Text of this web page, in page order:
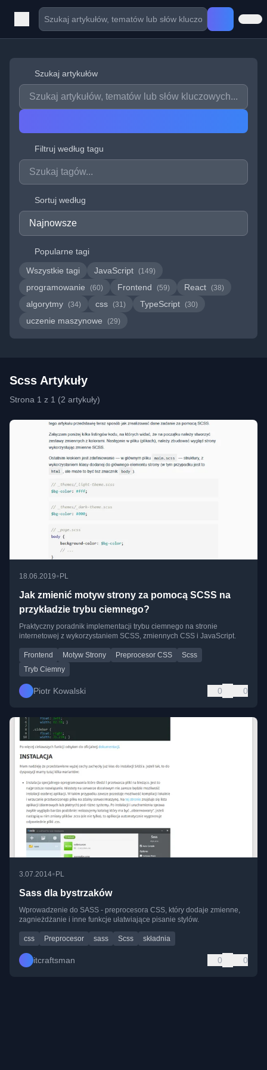
Szukaj artykułów
Filtruj według tagu
Sortuj według
Popularne tagi
Wszystkie tagi
JavaScript (149)
programowanie (60) Frontend (59) React (38)
algorytmy (34) css (31) TypeScript (30)
uczenie maszynowe (29)
Scss Artykuły
Strona 1 z 1 (2 artykuły)
18.06.2019• PL
Jak zmienić motyw strony za pomocą SCSS na
przykładzie trybu ciemnego?
Praktyczny poradnik implementacji trybu ciemnego na stronie
internetowej z wykorzystaniem SCSS, zmiennych CSS i JavaScript.
Frontend Motyw Strony Preprocesor CSS
Scss
Tryb Ciemny
Piotr Kowalski 0 0
3.07.2014•PL
Sass dla bystrzaków
Wprowadzenie do SASS - preprocesora CSS, który dodaje zmienne,
zagnieżdżanie i inne funkcje ułatwiające pisanie stylów.
css Preprocesor sass Scss składnia
itcraftsman 0 0